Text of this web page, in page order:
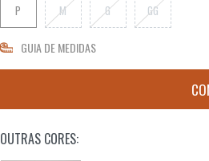
P M G GG
GUIA DE MEDIDAS
OUTRAS CORES: